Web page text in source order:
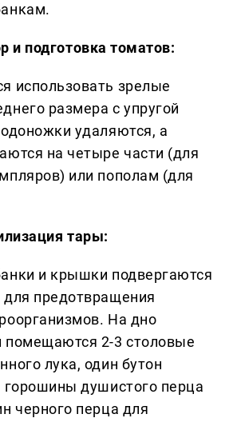
и подготовка томатов:
использовать зрелые
размера с упругой
удаляются, а
на четыре части (для
или пополам (для
тары:
и крышки подвергаются
для предотвращения
На дно
помещаются 2-3 столовые
лука, один бутон
горошины душистого перца
черного перца для